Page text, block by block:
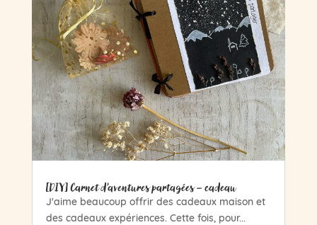
[DIY] Carnet d’aventures partagées – cadeau
J'aime beaucoup offrir des cadeaux maison et
des cadeaux expériences. Cette fois, pour...